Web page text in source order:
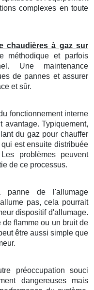
complexes en toute
chaudières à gaz sur
méthodique et parfois
Une maintenance
de pannes et assurer
et sûr.
fonctionnement interne
Typiquement,
du gaz pour chauffer
est ensuite distribuée
problèmes peuvent
de ce processus.
panne de l'allumage
pas, cela pourrait
dispositif d'allumage.
flamme ou un bruit de
être aussi simple que
préoccupation souci
dangereuses mais